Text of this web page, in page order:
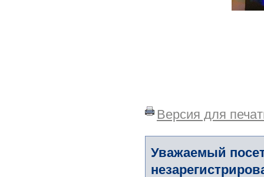
Версия для
Уважаемый